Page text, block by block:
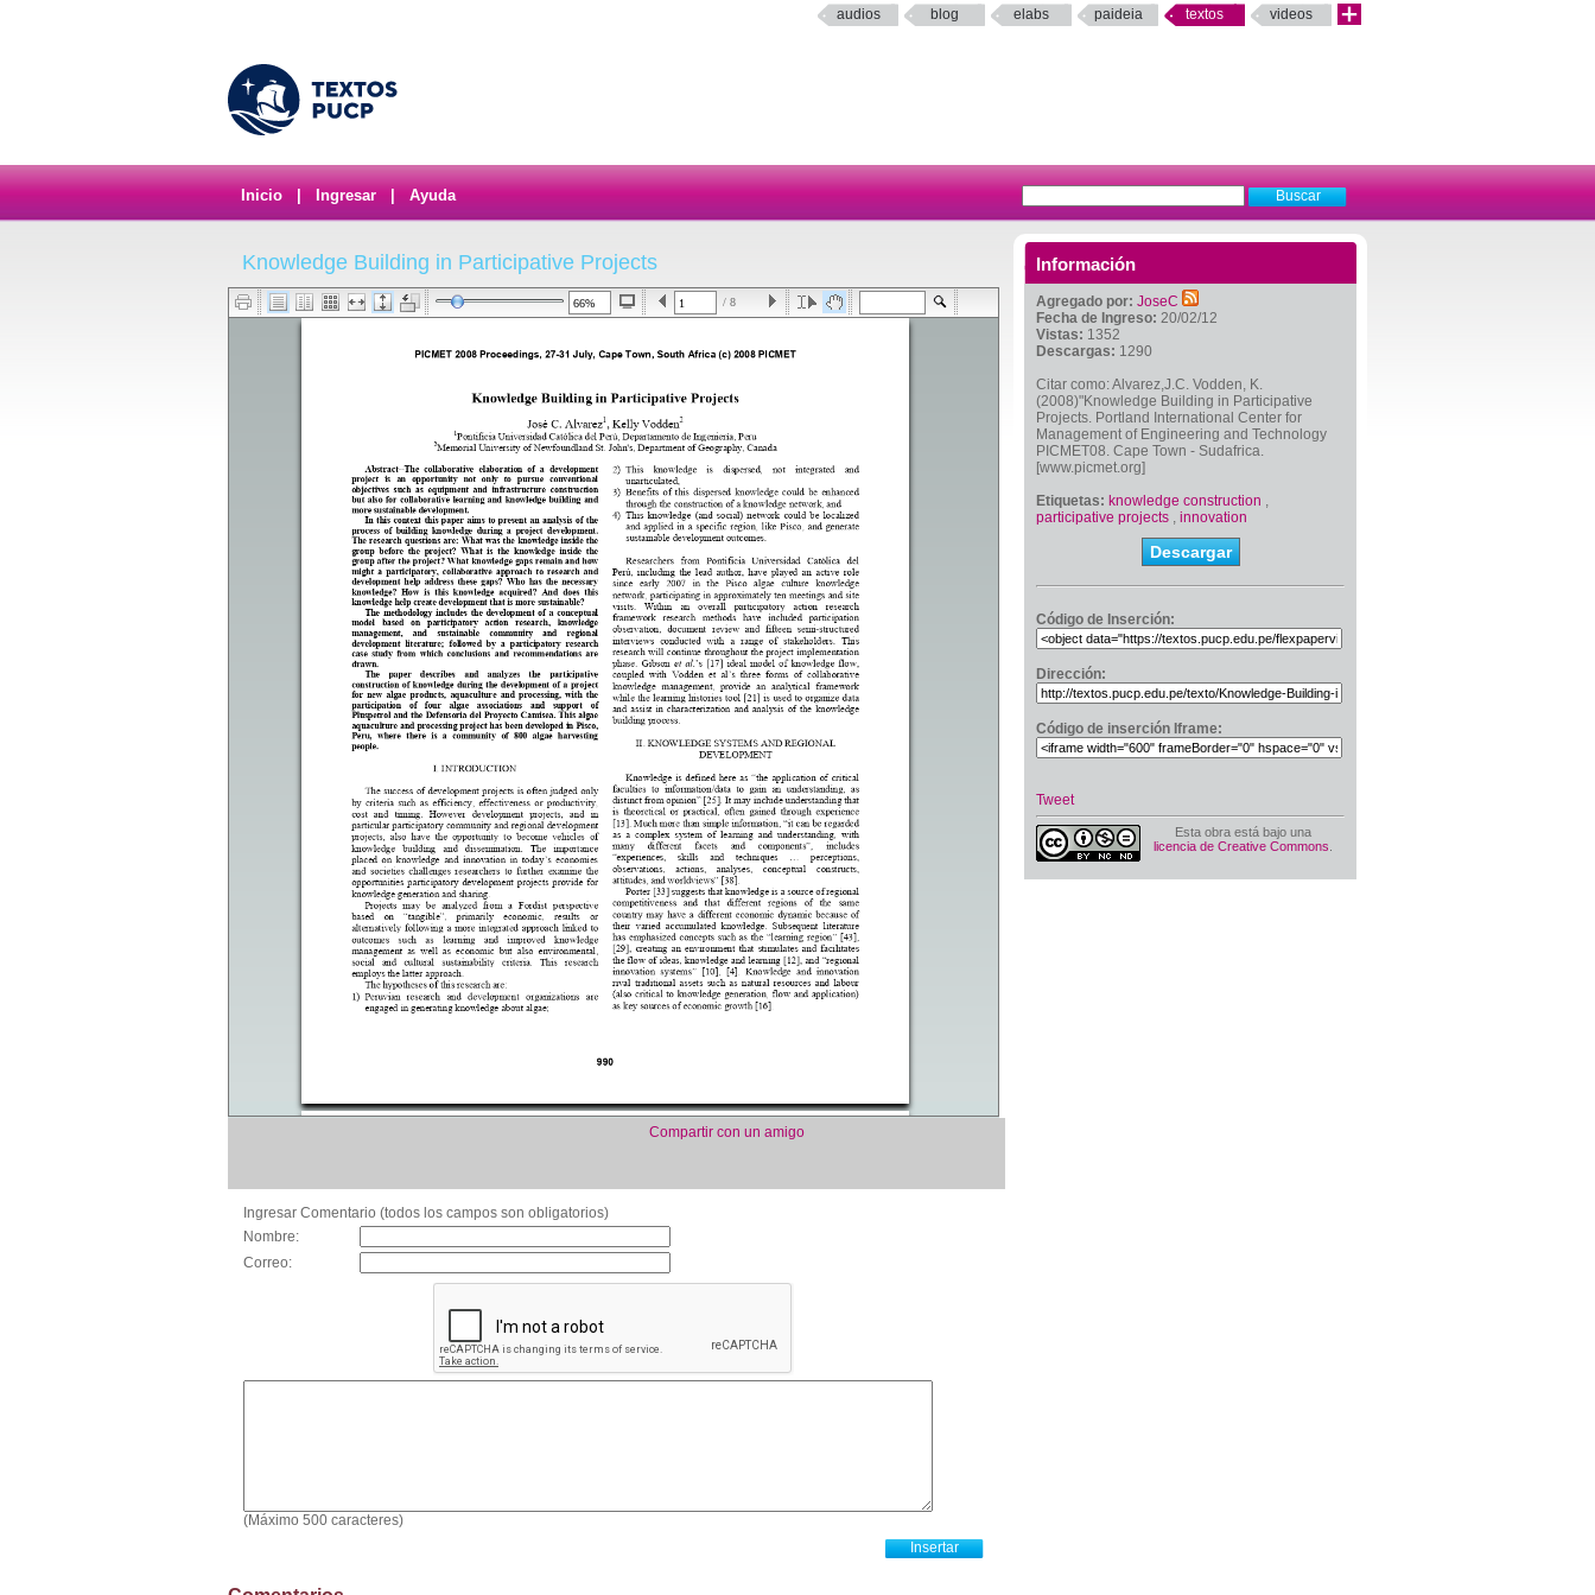
audios blog elabs paideia textos videos
Inicio Ingresar Ayuda
Información
Agregado por: JoseC
Fecha de Ingreso: 20/02/12
Vistas: 1352
Descargas: 1290
Citar como: Alvarez,J.C. Vodden, K.
(2008)"Knowledge Building in Participative
Projects. Portland International Center for
Management of Engineering and Technology
PICMET08. Cape Town - Sudafrica.
[www.picmet.org]
Etiquetas: knowledge construction ,
participative projects , innovation
Descargar
Código de Inserción:
Dirección:
Código de inserción Iframe:
Tweet
Esta obra está bajo una
licencia de Creative Commons
Knowledge Building in Participative Projects
/ 8
Compartir con un amigo
Ingresar Comentario (todos los campos son obligatorios)
Nombre:
Correo:
(Máximo 500 caracteres)